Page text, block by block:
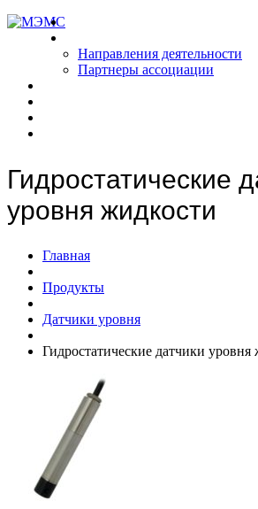
Направления деятельности
Партнеры ассоциации
Гидростатические
уровня жидкости
Главная
Продукты
Датчики уровня
Гидростатические датчики уровня